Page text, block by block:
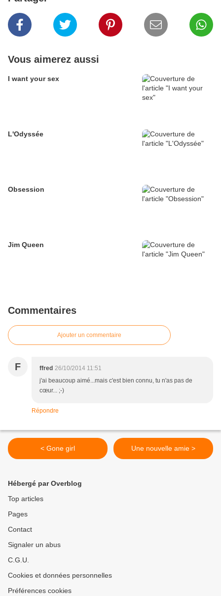
Vous aimerez aussi
I want your sex
L'Odyssée
Obsession
Jim Queen
Commentaires
Ajouter un commentaire
F ffred 26/10/2014 11:51
j'ai beaucoup aimé...mais c'est bien connu, tu n'as pas de
cœur... ;-)
Répondre
< Gone girl Une nouvelle amie >
Hébergé par Overblog
Top articles
Pages
Contact
Signaler un abus
C.G.U.
Cookies et données personnelles
Préférences cookies